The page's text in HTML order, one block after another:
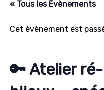
« Tous les Évènements
Cet évènement est
🔑 Atelier